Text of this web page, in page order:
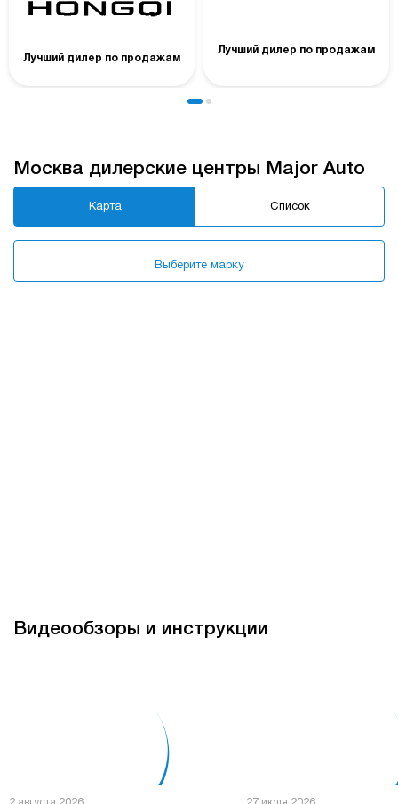
Лучший дилер по продажам
Лучший дилер по продажам
Москва дилерские центры Major Auto
Выберите марку
Карта Список
Видеообзоры и инструкции